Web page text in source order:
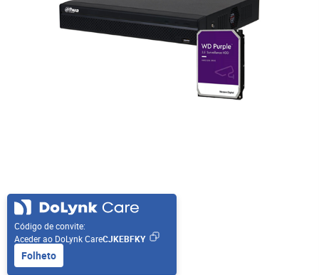
Código de convite:
Aceder ao DoLynk CareCJKEBFKY
Folheto